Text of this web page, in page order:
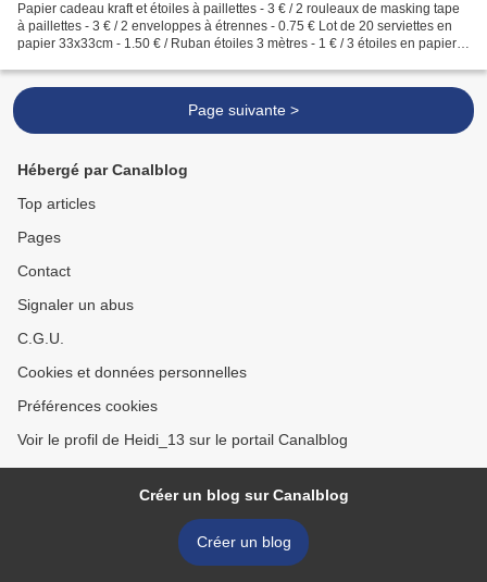
Papier cadeau kraft et étoiles à paillettes - 3 € / 2 rouleaux de masking tape
à paillettes - 3 € / 2 enveloppes à étrennes - 0.75 € Lot de 20 serviettes en
papier 33x33cm - 1.50 € / Ruban étoiles 3 mètres - 1 € / 3 étoiles en papier -
Page suivante >
Hébergé par Canalblog
Top articles
Pages
Contact
Signaler un abus
C.G.U.
Cookies et données personnelles
Préférences cookies
Voir le profil de Heidi_13 sur le portail Canalblog
Créer un blog sur Canalblog
Créer un blog